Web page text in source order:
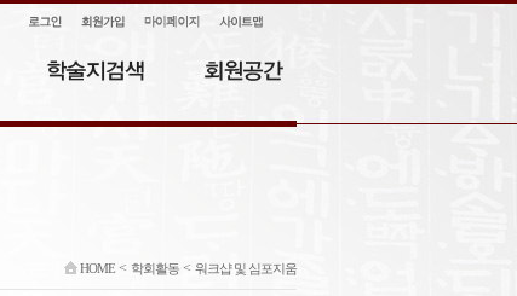
HOME < 학회활동 < 워크샵 및 심포지움